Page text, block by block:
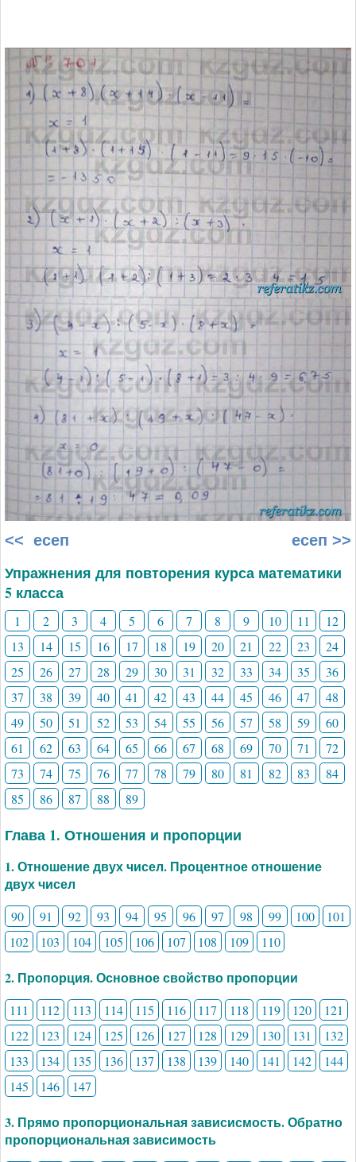
<< есеп есеп >>
Упражнения для повторения курса математики
5 класса
1 2 3 4 5 6 7 8 9 10 11
12
13
14 15 16 17 18 19 20 21 22 23
24
25
26 27 28 29 30 31 32 33 34 35
36
37
38 39 40 41 42 43 44 45 46 47
48
49
50 51 52 53 54 55 56 57 58 59
60
61
62 63 64 65 66 67 68 69 70 71
72
73
74 75 76 77 78 79 80 81 82 83
84
85
86 87 88 89
Глава 1. Отношения и пропорции
1. Отношение двух чисел. Процентное отношение
двух чисел
90 91 92 93 94 95 96 97 98 99 100
101
102
103 104 105 106 107 108 109 110
2. Пропорция. Основное свойство пропорции
111 112 113 114 115 116 117 118 119 120
121
122
123 124 125 126 127 128 129 130 131
132
133
134 135 136 137 138 139 140 141 142
144
145
146 147
3. Прямо пропорциональная зависисмость. Обратно
пропорциональная зависимость